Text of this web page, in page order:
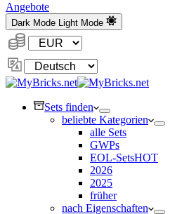
Angebote
Dark Mode Light Mode
Währung:
Sprache
ändern
Sets finden
beliebte Kategorien
alle Sets
GWPs
EOL-SetsHOT
2026
2025
früher
nach Eigenschaften